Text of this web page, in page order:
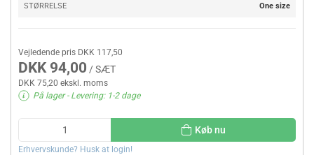
STØRRELSE
One size
Vejledende pris DKK 117,50
DKK 94,00 / SÆT
DKK 75,20 ekskl. moms
På lager- Levering: 1-2 dage
Køb nu
Erhvervskunde? Husk at login!